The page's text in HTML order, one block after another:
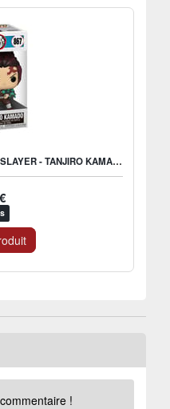
FUNKO POP! ANIMATION: DEMON SLAYER - TANJIRO KAMADO
!